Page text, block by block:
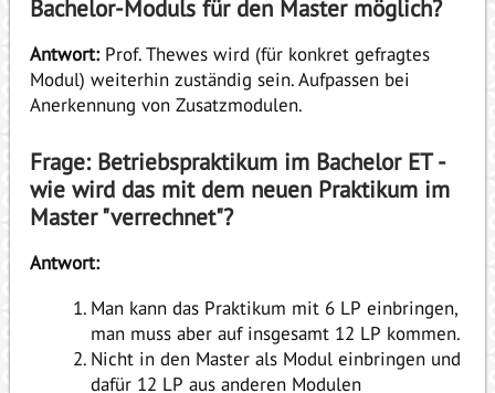
Bachelor-Moduls für den Master möglich?
Antwort:Prof. Thewes wird (für konkret gefragtes
Modul) weiterhin zuständig sein. Aufpassen bei
Anerkennung von Zusatzmodulen.
Frage: Betriebspraktikum im Bachelor ET -
wie wird das mit dem neuen Praktikum im
Master "verrechnet"?
Antwort:
Man kann das Praktikum mit 6 LP einbringen,
man muss aber auf insgesamt 12 LP kommen.
Nicht in den Master als Modul einbringen und
dafür 12 LP aus anderen Modulen